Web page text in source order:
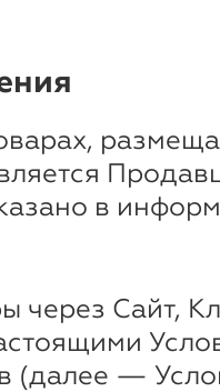
в
через Сайт,
(далее —